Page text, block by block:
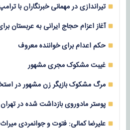
تیراندازی در مهمانی خبرنگاران با
آغاز اعزام حجاج ایرانی به عربستان
حکم اعدام برای خواننده معروف
غیبت مشکوک مجری مشهور
مرگ مشکوک بازیگر زن مشهور در
پوستر مادوروی بازداشت شده در تهران
علیرضا کمالی: فتوت و جوانمردی